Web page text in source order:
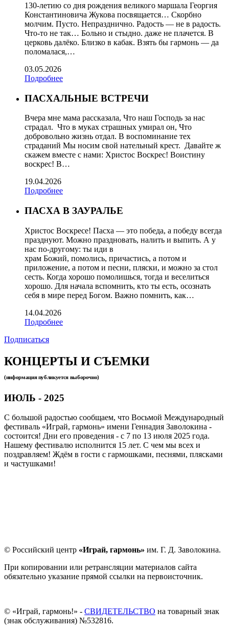
130-летию со дня рождения великого маршала Георгия
Константиновича Жукова посвящается… Скорбно
молчим. Пусто. Непразднично. Радость — не в радость.
Что-то не так… Больно и стыдно. даже не плачется. В
церковь далёко. Близко в кабак. Взять бы гармонь — да
поломалася,…
03.05.2026
Подробнее
ПАСХАЛЬНЫЕ ВСТРЕЧИ
Вчера мне мама рассказала, Что наш Господь за нас
страдал. Что в муках страшных умирал он, Что
добровольно жизнь отдал. В воспоминание тех
страданий Мы носим свой нательный крест. Давайте ж
скажем вместе с нами: Христос Воскрес! Воистину
воскрес! В…
19.04.2026
Подробнее
ПАСХА В ЗАУРАЛЬЕ
Христос Воскресе! Пасха — это победа, а победу всегда
празднуют. Можно праздновать, налить и выпить. А у
нас по-другому: ты иди в
храм Божий, помолись, причастись, а потом и
приложение, а потом и песни, пляски, и можно за стол
сесть. Когда хорошо помолишься, тогда и веселиться
хорошо. Для начала вспомнить, кто ты есть, осознать
себя в мире перед Богом. Важно помнить, как…
14.04.2026
Подробнее
Подписаться
КОНЦЕРТЫ И СЪЕМКИ
(информация публикуется выборочно)
ИЮЛЬ - 2025
С большой радостью сообщаем, что Восьмой Международный
фестиваль «Играй, гармонь» имени Геннадия Заволокина -
состоится! Дни его проведения - с 7 по 13 июля 2025 года.
Нашему фестивалю исполнится 15 лет. С чем мы всех и
поздравляем! Ждём в гости с гармошками, песнями, плясками
и частушками!
© Российский центр «Играй, гармонь» им. Г. Д. Заволокина.
При копировании или ретрансляции материалов сайта
обязательно указание прямой ссылки на первоисточник.
© «Играй, гармонь!» - СВИДЕТЕЛЬСТВО на товарный знак
(знак обслуживания) №532816.